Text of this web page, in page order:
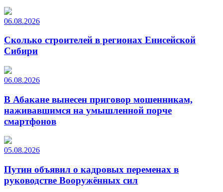
06.08.2026
Сколько строителей в регионах Енисейской
Сибири
06.08.2026
В Абакане вынесен приговор мошенникам,
наживавшимся на умышленной порче
смартфонов
05.08.2026
Путин объявил о кадровых переменах в
руководстве Вооружённых сил